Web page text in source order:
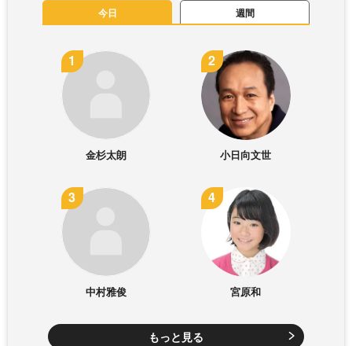
今日 週間
金杉太朗 小日向文世
中村雅俊 宮原和
もっと見る